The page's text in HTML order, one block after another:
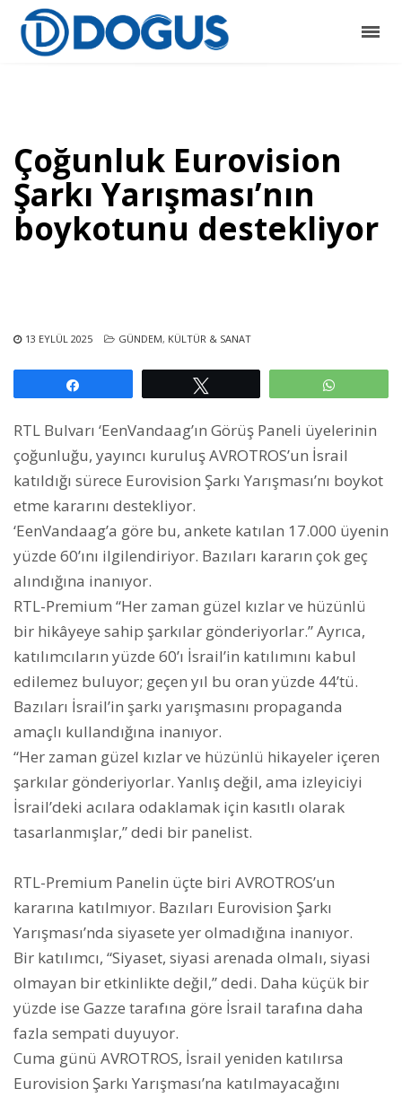
Çoğunluk Eurovision
Şarkı Yarışması’nın
boykotunu destekliyor
13 EYLÜL 2025 GÜNDEM, KÜLTÜR & SANAT
RTL Bulvarı ‘EenVandaag’ın Görüş Paneli üyelerinin
çoğunluğu, yayıncı kuruluş AVROTROS’un İsrail
katıldığı sürece Eurovision Şarkı Yarışması’nı boykot
etme kararını destekliyor.
‘EenVandaag’a göre bu, ankete katılan 17.000 üyenin
yüzde 60’ını ilgilendiriyor. Bazıları kararın çok geç
alındığına inanıyor.
RTL-Premium “Her zaman güzel kızlar ve hüzünlü
bir hikâyeye sahip şarkılar gönderiyorlar.” Ayrıca,
katılımcıların yüzde 60’ı İsrail’in katılımını kabul
edilemez buluyor; geçen yıl bu oran yüzde 44’tü.
Bazıları İsrail’in şarkı yarışmasını propaganda
amaçlı kullandığına inanıyor.
“Her zaman güzel kızlar ve hüzünlü hikayeler içeren
şarkılar gönderiyorlar. Yanlış değil, ama izleyiciyi
İsrail’deki acılara odaklamak için kasıtlı olarak
tasarlanmışlar,” dedi bir panelist.
RTL-Premium Panelin üçte biri AVROTROS’un
kararına katılmıyor. Bazıları Eurovision Şarkı
Yarışması’nda siyasete yer olmadığına inanıyor.
Bir katılımcı, “Siyaset, siyasi arenada olmalı, siyasi
olmayan bir etkinlikte değil,” dedi. Daha küçük bir
yüzde ise Gazze tarafına göre İsrail tarafına daha
fazla sempati duyuyor.
Cuma günü AVROTROS, İsrail yeniden katılırsa
Eurovision Şarkı Yarışması’na katılmayacağını